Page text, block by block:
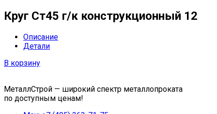
Круг Ст45 г/к конструкционный 12
Описание
Детали
В корзину
МеталлСтрой — широкий спектр металлопроката
по доступным ценам!